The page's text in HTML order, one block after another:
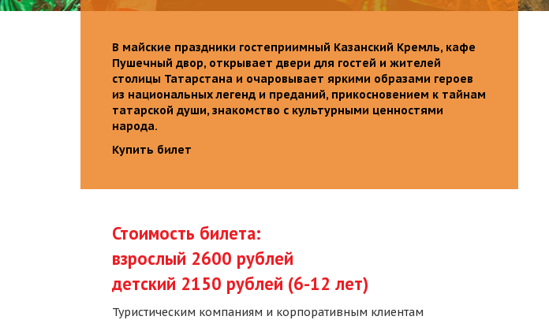
В майские праздники гостеприимный Казанский Кремль, кафе
Пушечный двор, открывает двери для гостей и жителей
столицы Татарстана и очаровывает яркими образами героев
из национальных легенд и преданий, прикосновением к тайнам
татарской души, знакомство с культурными ценностями
народа.
Купить билет
Стоимость билета:
взрослый 2600 рублей
детский 2150 рублей (6-12 лет)
Туристическим компаниям и корпоративным клиентам